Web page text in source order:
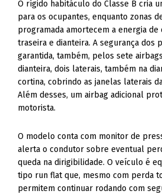
O rígido habitáculo do Classe B cria
para os ocupantes, enquanto zonas
programada amortecem a energia de
traseira e dianteira. A segurança dos
garantida, também, pelos sete
dianteira, dois laterais, também na
cortina, cobrindo as janelas laterais
Além desses, um airbag adicional
motorista.
O modelo conta com monitor de
alerta o condutor sobre eventual
queda na dirigibilidade. O veículo é
tipo run flat que, mesmo com perda
permitem continuar rodando com